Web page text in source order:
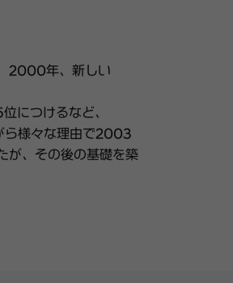
2000年、新しい
につけるなど、
様々な理由で2003
が、その後の基礎を築